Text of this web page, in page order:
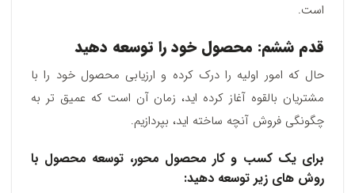
است.
قدم ششم: محصول خود را توسعه دهید
حال که امور اولیه را درک کرده و ارزیابی محصول خود را با
مشتریان بالقوه‌ آغاز کرده اید، زمان آن است که عمیق تر به
چگونگی فروش آنچه ساخته اید، بپردازیم.
برای یک کسب و کار محصول محور، توسعه محصول با
روش های زیر توسعه دهید: